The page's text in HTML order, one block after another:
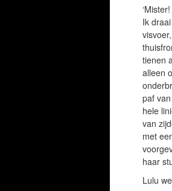
Ik
tienen
alleen
paf
hele
van
met
haar
Lulu